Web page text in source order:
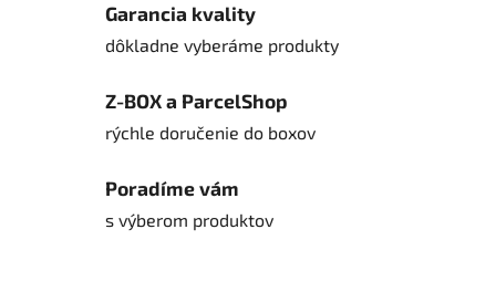
Garancia kvality
dôkladne vyberáme produkty
Z-BOX a ParcelShop
rýchle doručenie do boxov
Poradíme vám
s výberom produktov